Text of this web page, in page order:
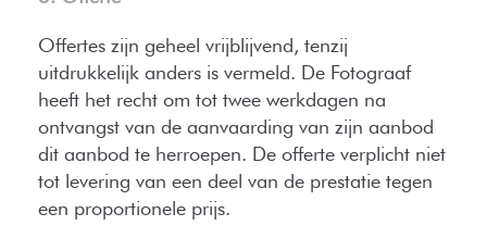
Offertes zijn geheel vrijblijvend, tenzij
uitdrukkelijk anders is vermeld. De Fotograaf
heeft het recht om tot twee werkdagen na
ontvangst van de aanvaarding van zijn aanbod
dit aanbod te herroepen. De offerte verplicht niet
tot levering van een deel van de prestatie tegen
een proportionele prijs.